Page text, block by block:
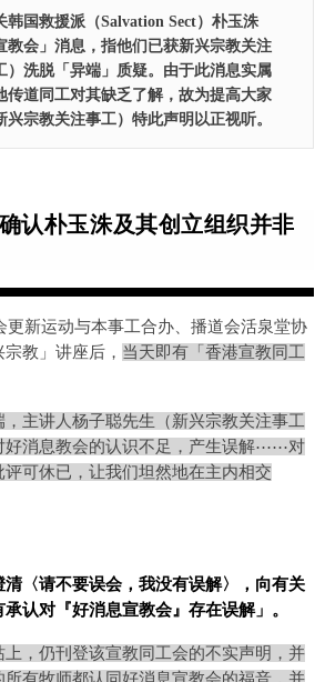
韩国救援派（Salvation Sect）朴玉洙
教会」消息，指他们已获新兴宗教关注
）洗脱「异端」质疑。由于此消息实属
传道同工对其缺乏了解，故为提高大家
宗教关注事工）特此声明以正视听。
认朴玉洙及其创立组织并非
更新运动与本事工合办、播道会活泉堂协
教」讲座后， 当天即有「香港宣教同工
，主讲人杨子聪先生（新兴宗教关注事工
好消息教会的认识不足，产生误解⋯⋯对
可休已，让我们坦然地在主内相交
〈请不要误会，我没有误解〉，向有关
认对『好消息宣教会』存在误解」。
，仍刊登该宣教同工会的不实声明，并
有牧师都认同好消息宣教会的福音，并